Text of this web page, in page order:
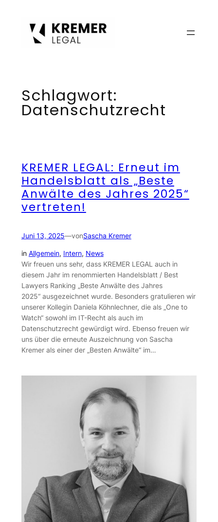
Schlagwort:
Datenschutzrecht
KREMER LEGAL: Erneut im
Handelsblatt als „Beste
Anwälte des Jahres 2025“
vertreten!
Juni 13, 2025—vonSascha Kremer
in Allgemein, Intern, News
Wir freuen uns sehr, dass KREMER LEGAL auch in
diesem Jahr im renommierten Handelsblatt / Best
Lawyers Ranking „Beste Anwälte des Jahres
2025“ ausgezeichnet wurde. Besonders gratulieren wir
unserer Kollegin Daniela Köhnlechner, die als „One to
Watch“ sowohl im IT-Recht als auch im
Datenschutzrecht gewürdigt wird. Ebenso freuen wir
uns über die erneute Auszeichnung von Sascha
Kremer als einer der „Besten Anwälte“ im…